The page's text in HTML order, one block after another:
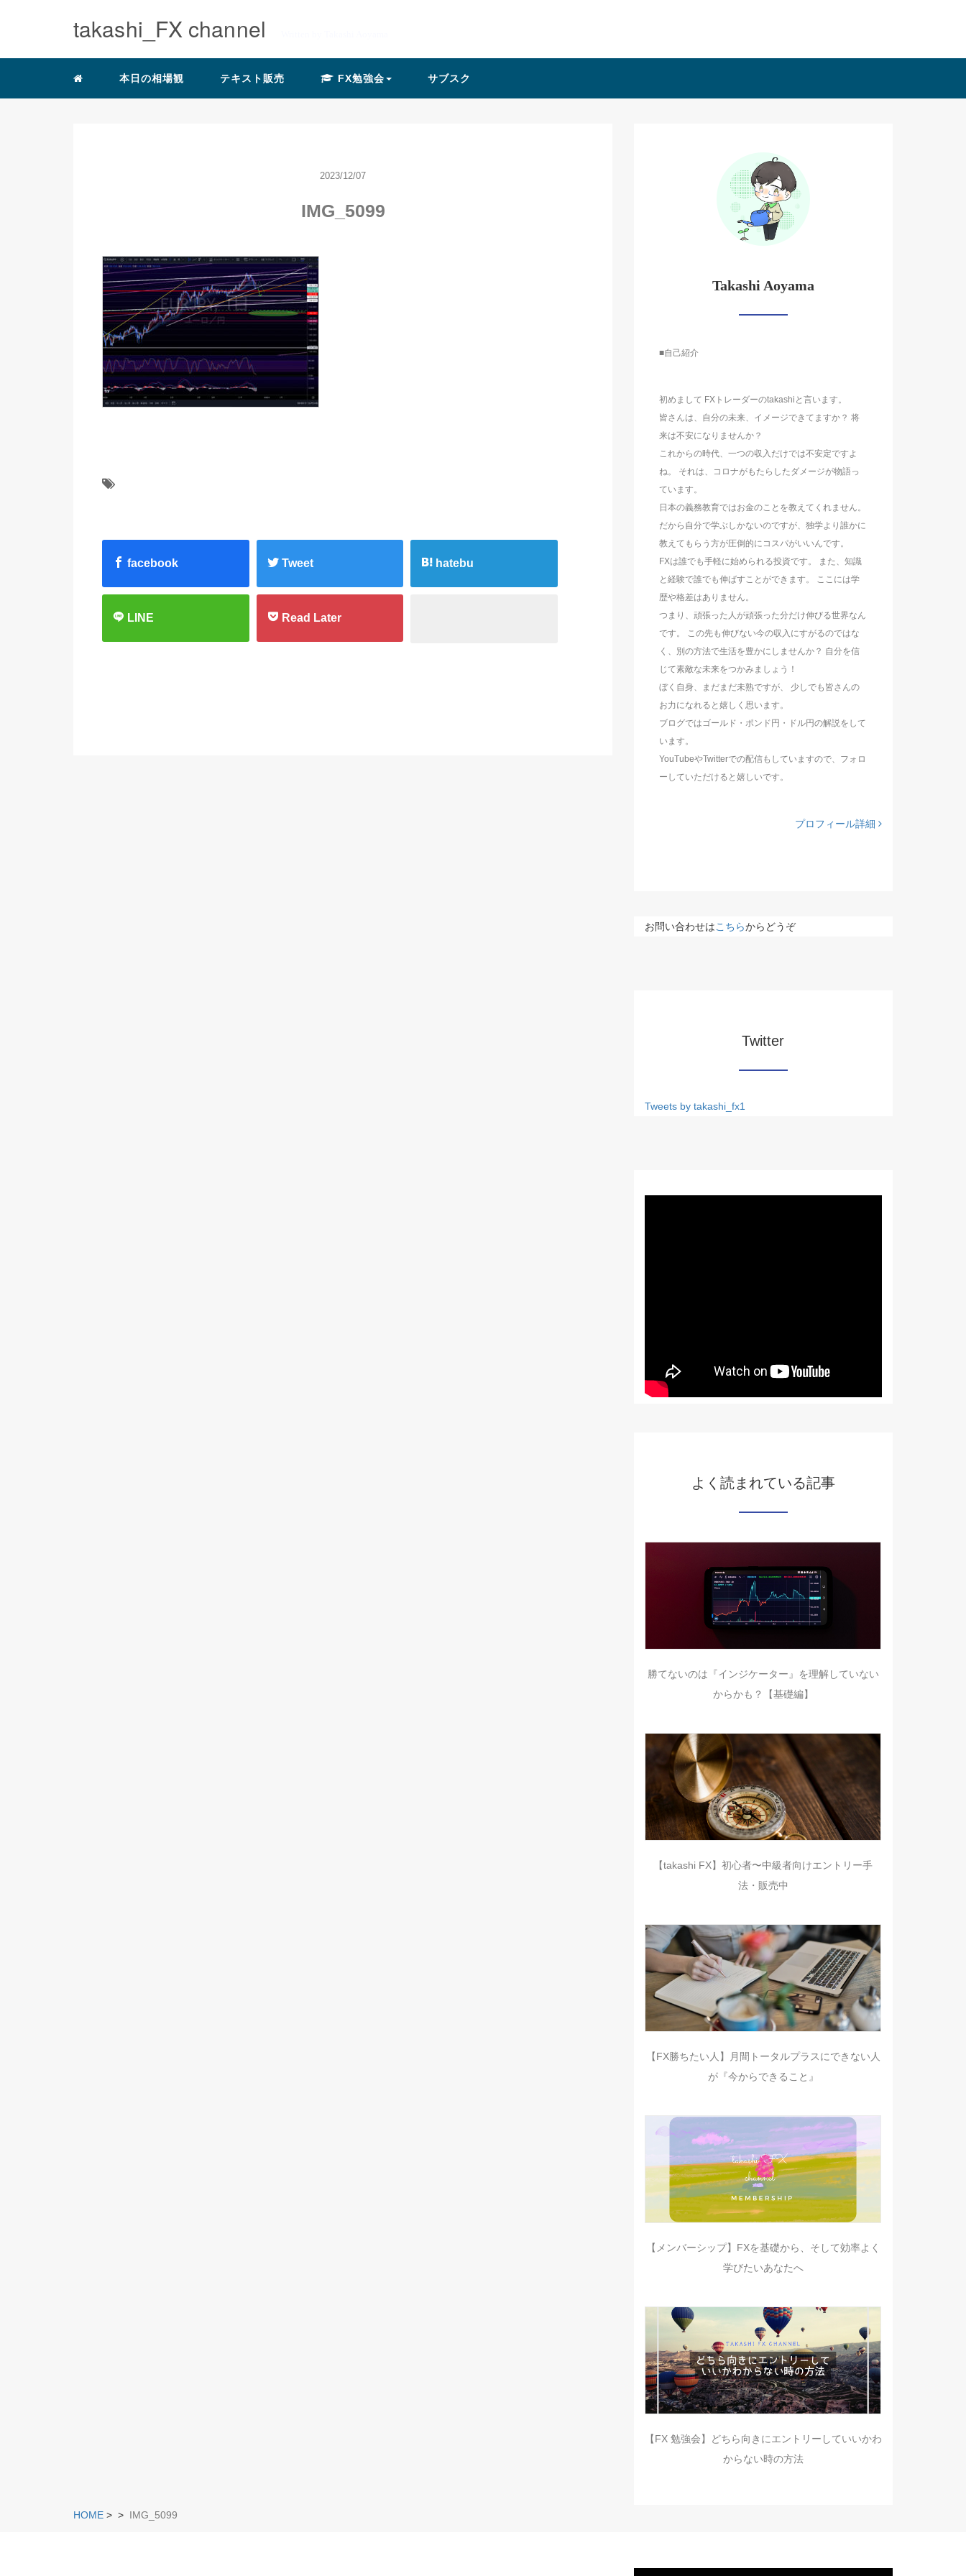
takashi_FX channel
本日の相場観 テキスト販売 FX勉強会 サブスク
2023/12/07
IMG_5099
facebook Tweet hatebu
LINE Read Later
Takashi Aoyama
■自己紹介
初めまして FXトレーダーのtakashiと言います。
皆さんは、自分の未来、イメージできてますか？ 将
来は不安になりませんか？
これからの時代、一つの収入だけでは不安定ですよ
ね。 それは、コロナがもたらしたダメージが物語っ
ています。
日本の義務教育ではお金のことを教えてくれません。
だから自分で学ぶしかないのですが、独学より誰かに
教えてもらう方が圧倒的にコスパがいいんです。
FXは誰でも手軽に始められる投資です。 また、知識
と経験で誰でも伸ばすことができます。 ここには学
歴や格差はありません。
つまり、頑張った人が頑張った分だけ伸びる世界なん
です。 この先も伸びない今の収入にすがるのではな
く、別の方法で生活を豊かにしませんか？ 自分を信
じて素敵な未来をつかみましょう！
ぼく自身、まだまだ未熟ですが、 少しでも皆さんの
お力になれると嬉しく思います。
ブログではゴールド・ポンド円・ドル円の解説をして
います。
YouTubeやTwitterでの配信もしていますので、フォロ
ーしていただけると嬉しいです。
プロフィール詳細
お問い合わせはこちらからどうぞ
Twitter
Tweets by takashi_fx1
よく読まれている記事
勝てないのは『インジケーター』を理解していない
からかも？【基礎編】
【takashi FX】初心者〜中級者向けエントリー手
法・販売中
【FX勝ちたい人】月間トータルプラスにできない人
が『今からできること』
【メンバーシップ】FXを基礎から、そして効率よく
学びたいあなたへ
【FX 勉強会】どちら向きにエントリーしていいかわ
からない時の方法
HOME > > IMG_5099